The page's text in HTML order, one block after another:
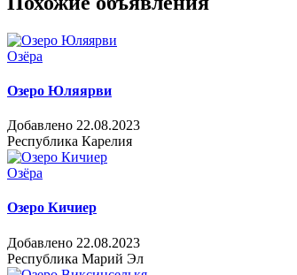
Озёра
Озеро Юляярви
Добавлено 22.08.2023
Республика Карелия
Озёра
Озеро Кичиер
Добавлено 22.08.2023
Республика Марий Эл